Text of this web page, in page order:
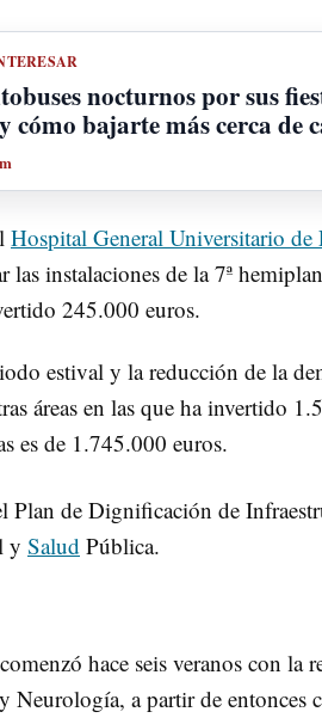
nocturnos por sus
cómo bajarte más cerca de
Hospital General Universitario de
instalaciones de la 7ª
245.000 euros.
estival y la reducción de la
áreas en las que ha invertido
es de 1.745.000 euros.
Plan de Dignificación de
y Salud Pública.
hace seis veranos con la
Neurología, a partir de entonces